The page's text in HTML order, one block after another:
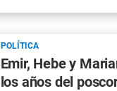
POLÍTICA
Emir, Hebe y
los años del